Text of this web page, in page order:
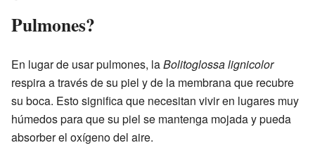
Pulmones?
En lugar de usar pulmones, laBolitoglossa lignicolor
respira a través de su piel y de la membrana que recubre
su boca. Esto significa que necesitan vivir en lugares muy
húmedos para que su piel se mantenga mojada y pueda
absorber el oxígeno del aire.